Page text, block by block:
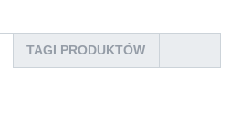
TAGI PRODUKTÓW